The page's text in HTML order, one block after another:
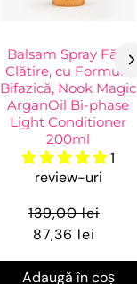
Balsam Spray Fără
Clătire, cu Formulă
Bifazică, Nook Magic
ArganOil Bi-phase
Light Conditioner
200ml
1
review-uri
139,00 lei
87,36 lei
Adaugă în coș